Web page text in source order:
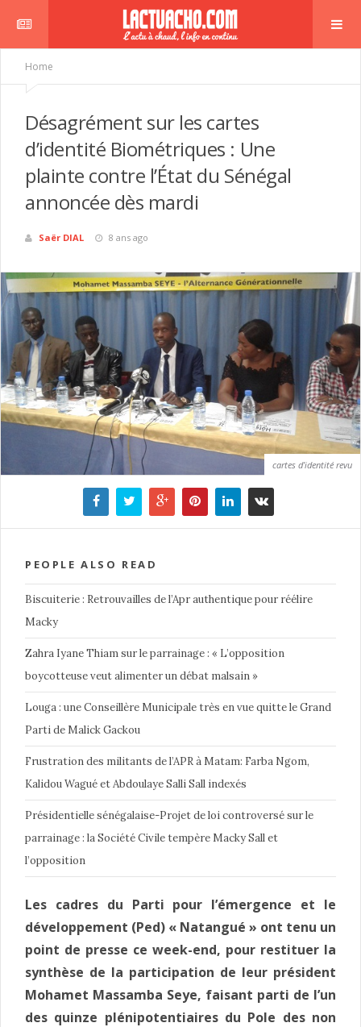
Home
Désagrément sur les cartes
d’identité Biométriques : Une
plainte contre l’État du Sénégal
annoncée dès mardi
Saër DIAL 8 ans ago
cartes d’identité revu
PEOPLE ALSO READ
Biscuiterie : Retrouvailles de l’Apr authentique pour réélire
Macky
Zahra Iyane Thiam sur le parrainage : « L’opposition
boycotteuse veut alimenter un débat malsain »
Louga : une Conseillère Municipale très en vue quitte le Grand
Parti de Malick Gackou
Frustration des militants de l’APR à Matam: Farba Ngom,
Kalidou Wagué et Abdoulaye Salli Sall indexés
Présidentielle sénégalaise-Projet de loi controversé sur le
parrainage : la Société Civile tempère Macky Sall et
l’opposition
Les cadres du Parti pour l’émergence et le
développement (Ped) « Natangué » ont tenu un
point de presse ce week-end, pour restituer la
synthèse de la participation de leur président
Mohamet Massamba Seye, faisant parti de l’un
des quinze plénipotentiaires du Pole des non